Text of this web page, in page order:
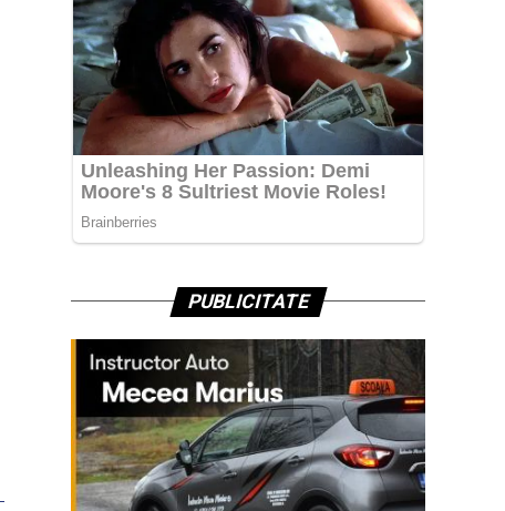
PUBLICITATE